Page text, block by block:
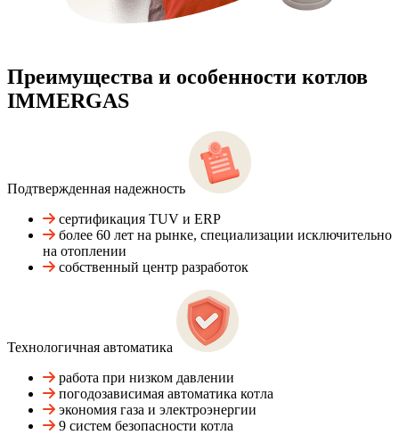
Преимущества и особенности котлов
IMMERGAS
Подтвержденная надежность
сертификация TUV и ERP
более 60 лет на рынке, специализации исключительно
на отоплении
собственный центр разработок
Технологичная автоматика
работа при низком давлении
погодозависимая автоматика котла
экономия газа и электроэнергии
9 систем безопасности котла